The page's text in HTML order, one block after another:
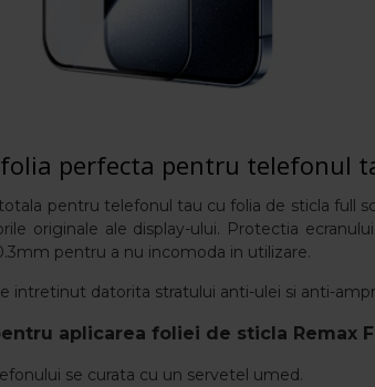
folia perfecta pentru telefonul
pentru telefonul tau cu folia de sticla full
originale ale display-ului. Protectia
pentru a nu incomoda in utilizare.
intretinut datorita stratului anti-ulei si anti-
aplicarea foliei de sticla Remax
se curata cu un servetel umed.